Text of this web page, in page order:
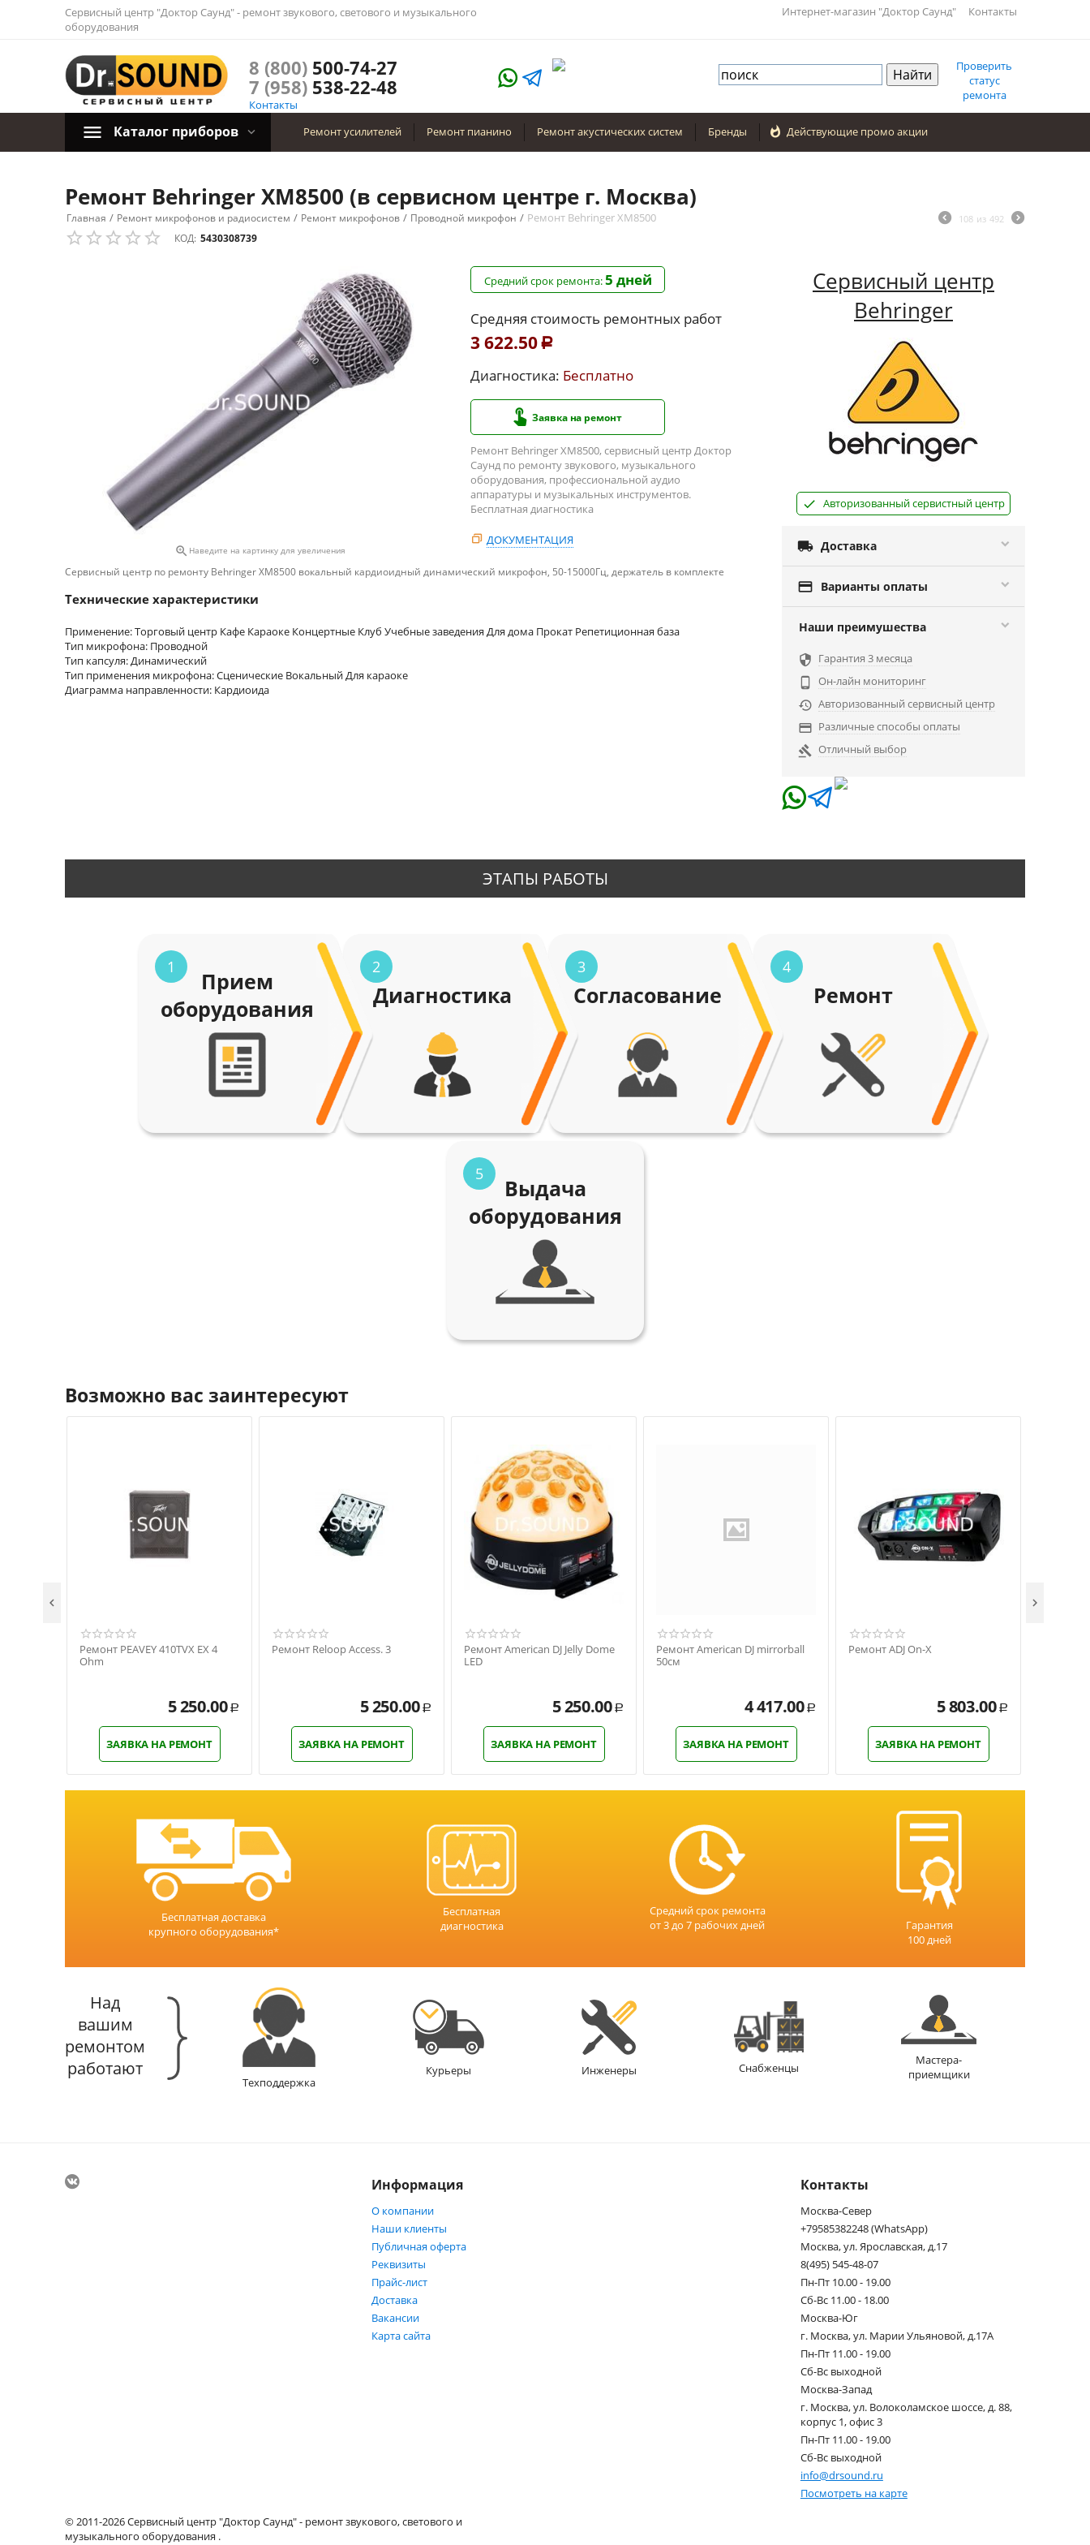
Сервисный центр "Доктор Саунд" - ремонт звукового, светового и музыкального
оборудования
Интернет-магазин "Доктор Саунд" Контакты
8 (800)500-74-27
7 (958)538-22-48
Контакты
Проверить
статус
ремонта
Каталог приборов Ремонт усилителей Ремонт пианино Ремонт акустических систем Бренды  Действующие промо акции
Ремонт Behringer XM8500 (в сервисном центре г. Москва)
Главная / Ремонт микрофонов и радиосистем / Ремонт микрофонов / Проводной микрофон / Ремонт Behringer XM8500 108 из 492
КОД: 5430308739
 Наведите на картинку для увеличения
Средний срок ремонта:5 дней
Средняя стоимость ремонтных работ
3 622.50 Р
Диагностика: Бесплатно
Заявка на ремонт
Ремонт Behringer XM8500, сервисный центр Доктор
Саунд по ремонту звукового, музыкального
оборудования, профессиональной аудио
аппаратуры и музыкальных инструментов.
Бесплатная диагностика
ДОКУМЕНТАЦИЯ
Сервисный центр по ремонту Behringer XM8500 вокальный кардиоидный динамический микрофон, 50-15000Гц, держатель в комплекте
Технические характеристики
Применение: Торговый центр Кафе Караоке Концертные Клуб Учебные заведения Для дома Прокат Репетиционная база
Тип микрофона: Проводной
Тип капсуля: Динамический
Тип применения микрофона: Сценические Вокальный Для караоке
Диаграмма направленности: Кардиоида
Сервисный центр
Behringer
Авторизованный сервистный центр
 Доставка
 Варианты оплаты
Наши преимушества
 Гарантия 3 месяца

Он-лайн мониторинг
 Авторизованный сервисный центр
 Различные способы оплаты
 Отличный выбор
ЭТАПЫ РАБОТЫ
1
Прием
оборудования
2
Диагностика
3
Согласование
4
Ремонт
5
Выдача
оборудования
Возможно вас заинтересуют
Ремонт PEAVEY 410TVX EX 4
Ohm
5 250.00 Р
ЗАЯВКА НА РЕМОНТ
Ремонт Reloop Access. 3
5 250.00 Р
ЗАЯВКА НА РЕМОНТ
Ремонт American DJ Jelly Dome
LED
5 250.00 Р
ЗАЯВКА НА РЕМОНТ
Ремонт American DJ mirrorball
50см
4 417.00 Р
ЗАЯВКА НА РЕМОНТ
Ремонт ADJ On-X
5 803.00 Р
ЗАЯВКА НА РЕМОНТ
 
Бесплатная доставка
крупного оборудования*
Бесплатная
диагностика
Средний срок ремонта
от 3 до 7 рабочих дней
Гарантия
100 дней
Над
вашим
ремонтом
работают
Техподдержка
Курьеры Инженеры Снабженцы
Мастера-
приемщики
Информация
О компании
Наши клиенты
Публичная оферта
Реквизиты
Прайс-лист
Доставка
Вакансии
Карта сайта
Контакты
Москва-Север
+79585382248 (WhatsApp)
Москва, ул. Ярославская, д.17
8(495) 545-48-07
Пн-Пт 10.00 - 19.00
Сб-Вс 11.00 - 18.00
Москва-Юг
г. Москва, ул. Марии Ульяновой, д.17А
Пн-Пт 11.00 - 19.00
Сб-Вс выходной
Москва-Запад
г. Москва, ул. Волоколамское шоссе, д. 88,
корпус 1, офис 3
Пн-Пт 11.00 - 19.00
Сб-Вс выходной
info@drsound.ru
Посмотреть на карте
© 2011-2026 Сервисный центр "Доктор Саунд" - ремонт звукового, светового и
музыкального оборудования .